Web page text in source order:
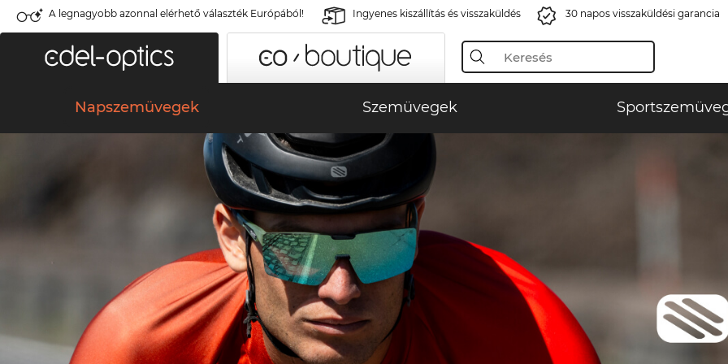
A legnagyobb azonnal elérhető választék Európából! Ingyenes kiszállítás és visszaküldés 30 napos visszaküldési garancia
Napszemüvegek Szemüvegek